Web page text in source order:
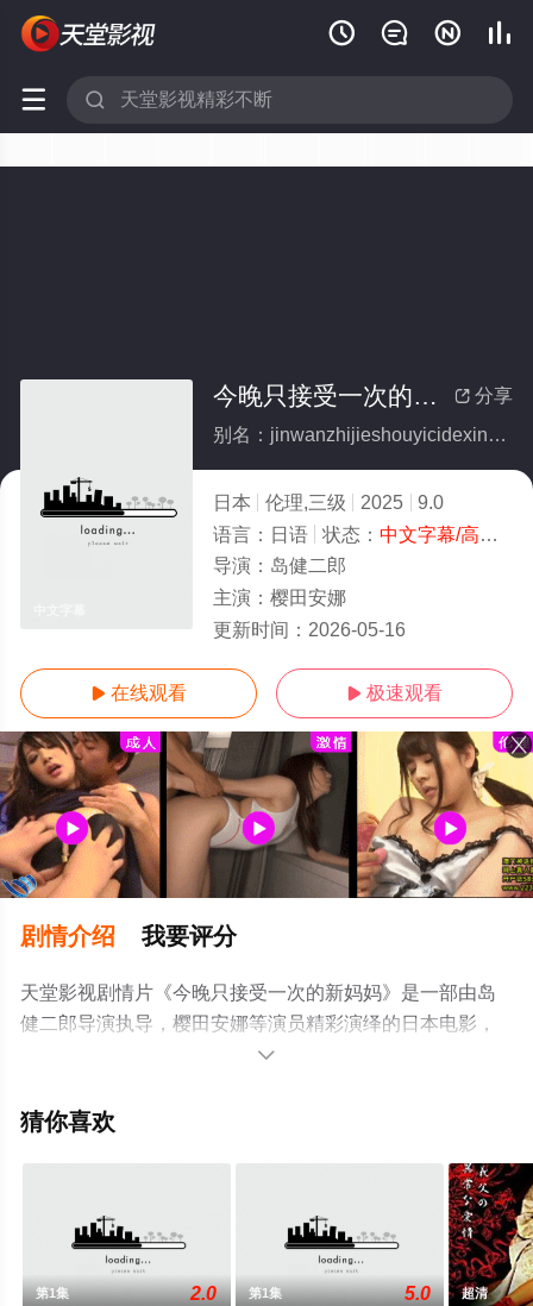
   
 
 分享
今晚只接受一次的新妈妈
别名：jinwanzhijieshouyicidexinmama
日本 伦理,三级 2025
9.0
语言： 日语 状态： 中文字幕/高清
导演： 岛健二郎
主演： 樱田安娜
更新时间： 2026-05-16
 在线观看  极速观看
剧情介绍 我要评分
天堂影视剧情片《今晚只接受一次的新妈妈》是一部由岛
健二郎导演执导，樱田安娜等演员精彩演绎的日本电影，
手机免费观看高清未删减完整版电影就上天堂电影网，更
解。

猜你喜欢
第1集 2.0 第1集 5.0 超清